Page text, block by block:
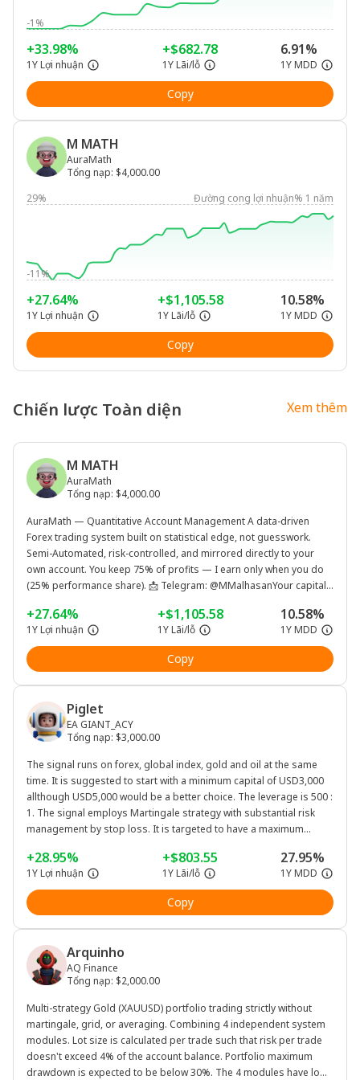
-1%
+33.98%
1Y Lợi nhuận
+$682.78
1Y Lãi/lỗ
6.91%
1Y MDD
Copy
M MATH
AuraMath
Tổng nạp: $4,000.00
29%
Đường cong lợi nhuận% 1 năm
-11%
+27.64%
1Y Lợi nhuận
+$1,105.58
1Y Lãi/lỗ
10.58%
1Y MDD
Copy
Chiến lược Toàn diện Xem thêm
M MATH
AuraMath
Tổng nạp: $4,000.00
AuraMath — Quantitative Account Management A data-driven
Forex trading system built on statistical edge, not guesswork.
Semi-Automated, risk-controlled, and mirrored directly to your
own account. You keep 75% of profits — I earn only when you do
(25% performance share). 📩 Telegram: @MMalhasanYour capital
funds are never transferred to me. Trades are mirrored
automatically to your account through copy-trading,welcome to
Math
+27.64%
1Y Lợi nhuận
+$1,105.58
1Y Lãi/lỗ
10.58%
1Y MDD
Copy
Piglet
EA GIANT_ACY
Tổng nạp: $3,000.00
The signal runs on forex, global index, gold and oil at the same
time. It is suggested to start with a minimum capital of USD3,000
allthough USD5,000 would be a better choice. The leverage is 500 :
1. The signal employs Martingale strategy with substantial risk
management by stop loss. It is targeted to have a maximum
However, investors should bear in mind that past performance is
not indicative of future results.
+28.95%
1Y Lợi nhuận
+$803.55
1Y Lãi/lỗ
27.95%
1Y MDD
Copy
Arquinho
AQ Finance
Tổng nạp: $2,000.00
Multi-strategy Gold (XAUUSD) portfolio trading strictly without
martingale, grid, or averaging. Combining 4 independent system
modules. Lot size is calculated per trade such that risk per trade
doesn't exceed 4% of the account balance. Portfolio maximum
drawdown is expected to be below 30%. The 4 modules have low